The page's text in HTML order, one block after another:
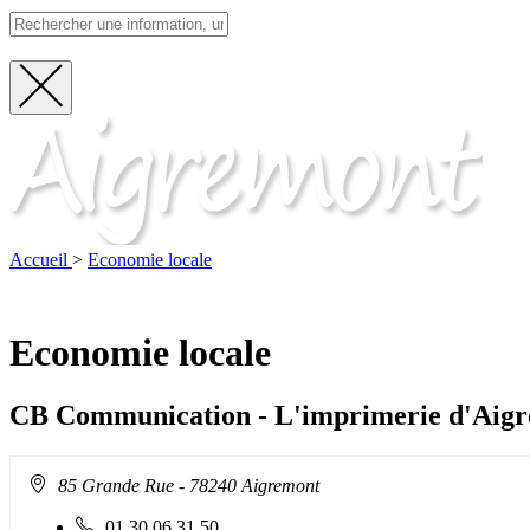
Fermer
recherche
Accueil > Economie locale
Economie locale
CB Communication - L'imprimerie
Adresse85 Grande Rue - 78240 Aigremont
Téléphone